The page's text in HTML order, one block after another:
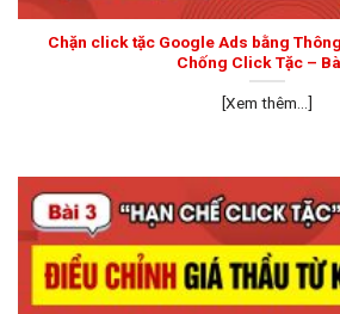
Chặn click tặc Google Ads bằng
Chống Click Tặc –
[Xem thêm...]